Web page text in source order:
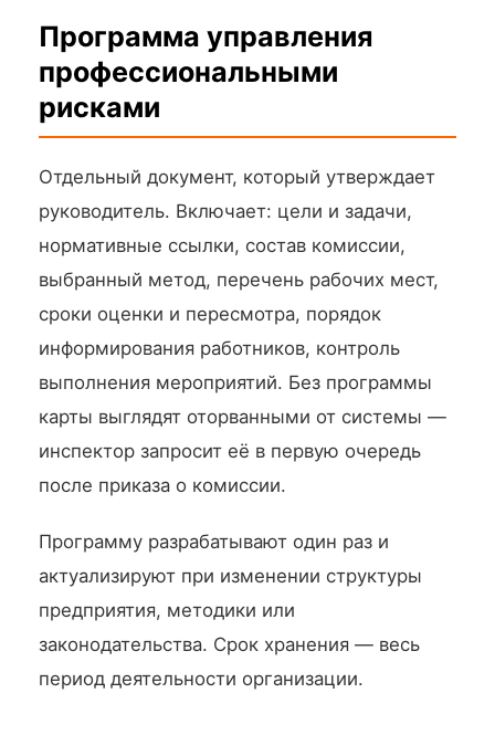
Программа управления
профессиональными
рисками
Отдельный документ, который утверждает
руководитель. Включает: цели и задачи,
нормативные ссылки, состав комиссии,
выбранный метод, перечень рабочих мест,
сроки оценки и пересмотра, порядок
информирования работников, контроль
выполнения мероприятий. Без программы
карты выглядят оторванными от системы —
инспектор запросит её в первую очередь
после приказа о комиссии.
Программу разрабатывают один раз и
актуализируют при изменении структуры
предприятия, методики или
законодательства. Срок хранения — весь
период деятельности организации.